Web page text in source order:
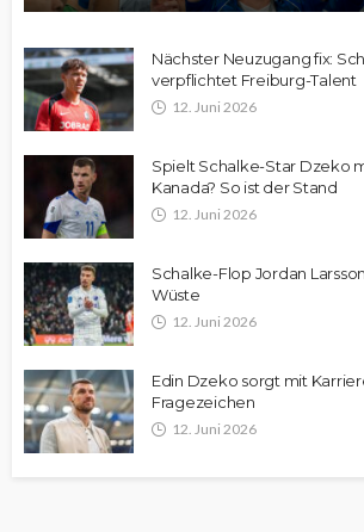
Nächster Neuzugang fix:
verpflichtet Freiburg-Talent
12. Juni 2026
Spielt Schalke-Star Dzeko
Kanada? So ist der Stand
12. Juni 2026
Schalke-Flop Jordan
Wüste
12. Juni 2026
Edin Dzeko sorgt mit
Fragezeichen
12. Juni 2026